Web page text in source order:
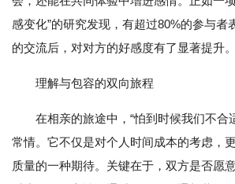
感变化”的研究发现，有超过80%的参与者
的交流后，对对方的好感度有了显著提升。
理解与包容的双向旅程
在相亲的旅途中，“怕到时候我们不合
常情。它不仅是对个人时间成本的考虑，
质量的一种期待。关键在于，双方是否愿